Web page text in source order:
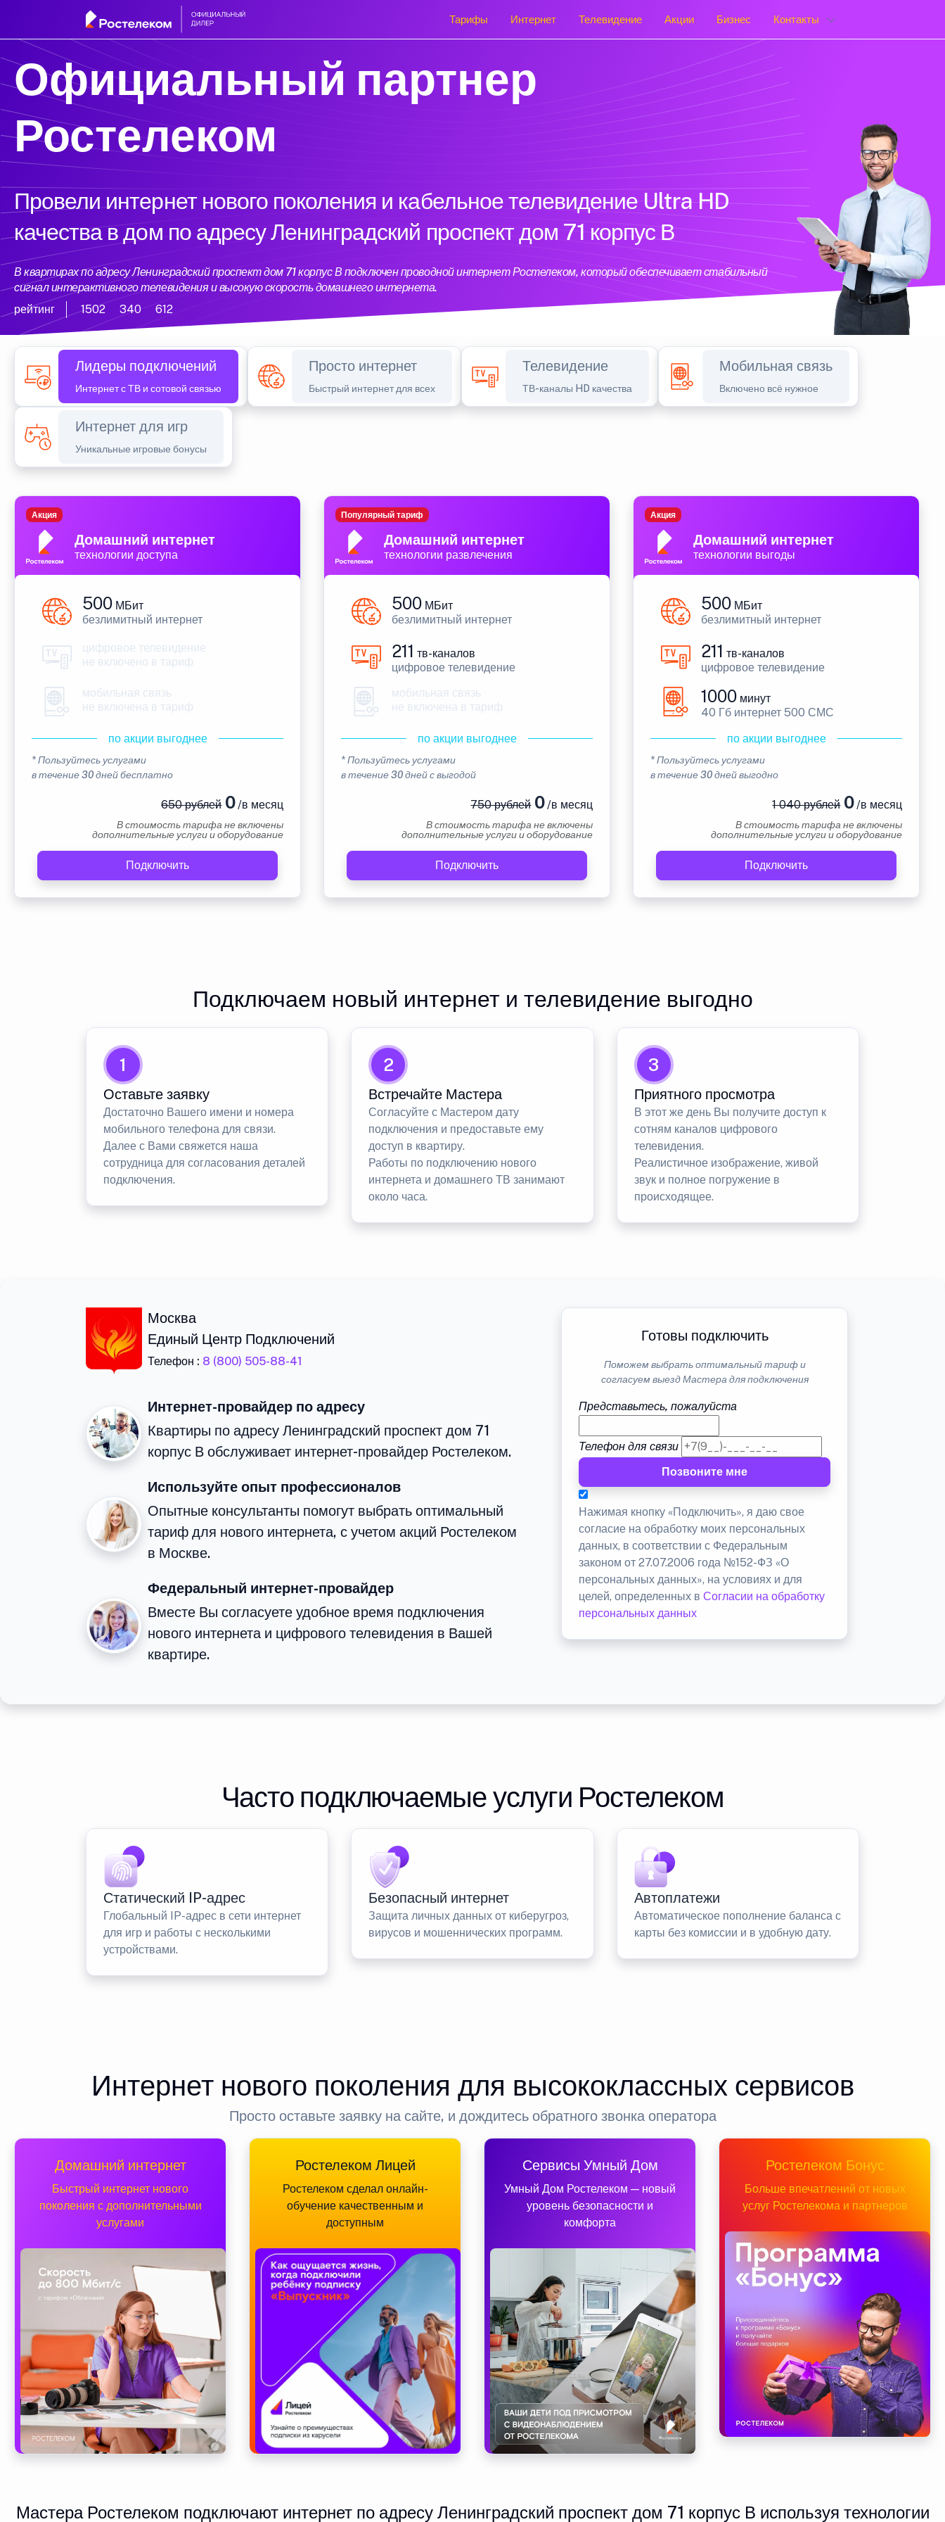
Тарифы Интернет Телевидение Акции Бизнес Контакты
Официальный партнер
Ростелеком
Провели интернет нового поколения и кабельное телевидение Ultra HD
качества в дом по адресу Ленинградский проспект дом 71 корпус В
В квартирах по адресу Ленинградский проспект дом 71 корпус В подключен проводной интернет Ростелеком, который обеспечивает стабильный
сигнал интерактивного телевидения и высокую скорость домашнего интернета.
рейтинг
1502 340 612
Лидеры подключений
Интернет с ТВ и сотовой связью
Просто интернет
Быстрый интернет для всех
Телевидение
ТВ-каналы HD качества
Мобильная связь
Включено всё нужное
Интернет для игр
Уникальные игровые бонусы
Домашний интернет
технологии доступа
Акция
500 МБит
безлимитный интернет
цифровое телевидение
не включено в тариф
мобильная связь
не включена в тариф
по акции выгоднее
* Пользуйтесь услугами
в течение 30 дней бесплатно
650 рублей0/в месяц
В стоимость тарифа не включены
дополнительные услуги и оборудование
Подключить
Домашний интернет
технологии развлечения
Популярный тариф
500 МБит
безлимитный интернет
211 тв-каналов
цифровое телевидение
мобильная связь
не включена в тариф
по акции выгоднее
* Пользуйтесь услугами
в течение 30 дней с выгодой
750 рублей0/в месяц
В стоимость тарифа не включены
дополнительные услуги и оборудование
Подключить
Домашний интернет
технологии выгоды
Акция
500 МБит
безлимитный интернет
211 тв-каналов
цифровое телевидение
1000 минут
40 Гб интернет 500 СМС
по акции выгоднее
* Пользуйтесь услугами
в течение 30 дней выгодно
1 040 рублей0/в месяц
В стоимость тарифа не включены
дополнительные услуги и оборудование
Подключить
Подключаем новый интернет и телевидение выгодно
1
Оставьте заявку
Достаточно Вашего имени и номера
мобильного телефона для связи.
Далее с Вами свяжется наша
сотрудница для согласования деталей
подключения.
2
Встречайте Мастера
Согласуйте с Мастером дату
подключения и предоставьте ему
доступ в квартиру.
Работы по подключению нового
интернета и домашнего ТВ занимают
около часа.
3
Приятного просмотра
В этот же день Вы получите доступ к
сотням каналов цифрового
телевидения.
Реалистичное изображение, живой
звук и полное погружение в
происходящее.
Москва
Единый Центр Подключений
Телефон : 8 (800) 505-88-41
Интернет-провайдер по адресу
Квартиры по адресу Ленинградский проспект дом 71
корпус В обслуживает интернет-провайдер Ростелеком.
Используйте опыт профессионалов
Опытные консультанты помогут выбрать оптимальный
тариф для нового интернета, с учетом акций Ростелеком
в Москве.
Федеральный интернет-провайдер
Вместе Вы согласуете удобное время подключения
нового интернета и цифрового телевидения в Вашей
квартире.
Готовы подключить
Поможем выбрать оптимальный тариф и
согласуем выезд Мастера для подключения
Представьтесь, пожалуйста
Телефон для связи
Позвоните мне
Нажимая кнопку «Подключить», я даю свое
согласие на обработку моих персональных
данных, в соответствии с Федеральным
законом от 27.07.2006 года №152-ФЗ «О
персональных данных», на условиях и для
целей, определенных вСогласии на обработку
персональных данных
Часто подключаемые услуги Ростелеком
Статический IP-адрес
Глобальный IP-адрес в сети интернет
для игр и работы с несколькими
устройствами.
Безопасный интернет
Защита личных данных от киберугроз,
вирусов и мошеннических программ.
Автоплатежи
Автоматическое пополнение баланса с
карты без комиссии и в удобную дату.
Интернет нового поколения для высококлассных сервисов
Просто оставьте заявку на сайте, и дождитесь обратного звонка оператора
Домашний интернет
Быстрый интернет нового
поколения с дополнительными
услугами
Ростелеком Лицей
Ростелеком сделал онлайн-
обучение качественным и
доступным
Сервисы Умный Дом
Умный Дом Ростелеком — новый
уровень безопасности и
комфорта
Ростелеком Бонус
Больше впечатлений от новых
услуг Ростелекома и партнеров
Мастера Ростелеком подключают интернет по адресу Ленинградский проспект дом 71 корпус В используя технологии